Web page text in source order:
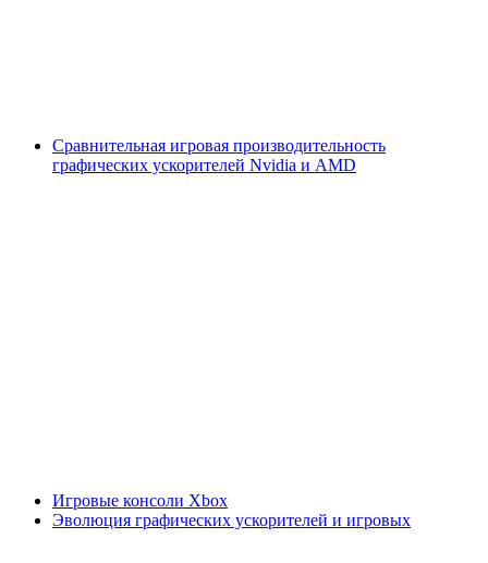
Сравнительная игровая производительность
графических ускорителей Nvidia и AMD
Игровые консоли Xbox
Эволюция графических ускорителей и игровых